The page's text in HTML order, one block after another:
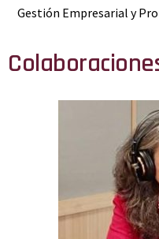
Gestión Empresarial y